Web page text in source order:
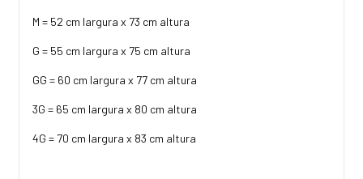
M = 52 cm largura x 73 cm altura
G = 55 cm largura x 75 cm altura
GG = 60 cm largura x 77 cm altura
3G = 65 cm largura x 80 cm altura
4G = 70 cm largura x 83 cm altura